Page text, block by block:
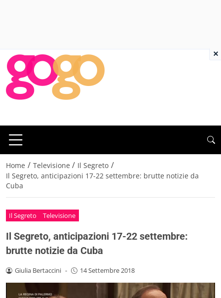
Home / Televisione / Il Segreto /
Il Segreto, anticipazioni 17-22 settembre: brutte notizie da
Cuba
Il Segreto Televisione
Il Segreto, anticipazioni 17-22 settembre:
brutte notizie da Cuba
Giulia Bertaccini - 14 Settembre 2018
×